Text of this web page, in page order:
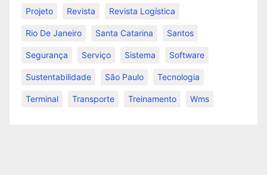
Projeto Revista Revista Logística
Rio De Janeiro Santa Catarina Santos
Segurança Serviço Sistema Software
Sustentabilidade São Paulo Tecnologia
Terminal Transporte Treinamento Wms